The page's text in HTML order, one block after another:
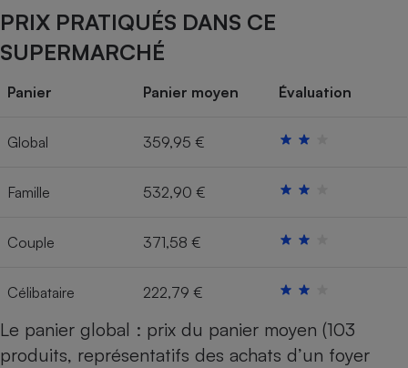
PRIX PRATIQUÉS DANS CE
SUPERMARCHÉ
Panier Panier moyen Évaluation
Global 359,95 €
Famille 532,90 €
Couple 371,58 €
Célibataire 222,79 €
Le panier global : prix du panier moyen (103
produits, représentatifs des achats d’un foyer
Robot ménager